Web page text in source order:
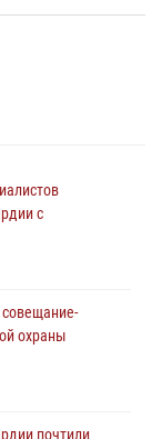
с
охраны
почтили